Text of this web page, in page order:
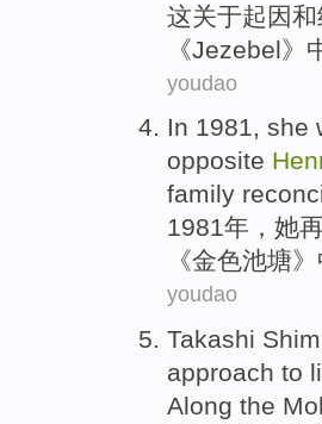
这关于起因和
《Jezebel》
youdao
In 1981, she
opposite
family
1981年， 她
《金色池塘》
youdao
Takashi
approach to
Along the